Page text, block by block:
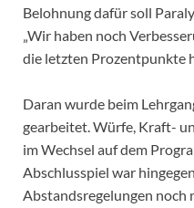
Belohnung dafür soll
„Wir haben noch
die letzten Prozentpunkte
Daran wurde beim
gearbeitet. Würfe, Kraft-
im Wechsel auf dem
Abschlusspiel war
Abstandsregelungen noch